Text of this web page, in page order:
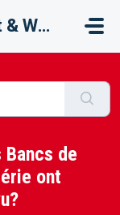
Technical Support & Warranty
Bancs de
ont